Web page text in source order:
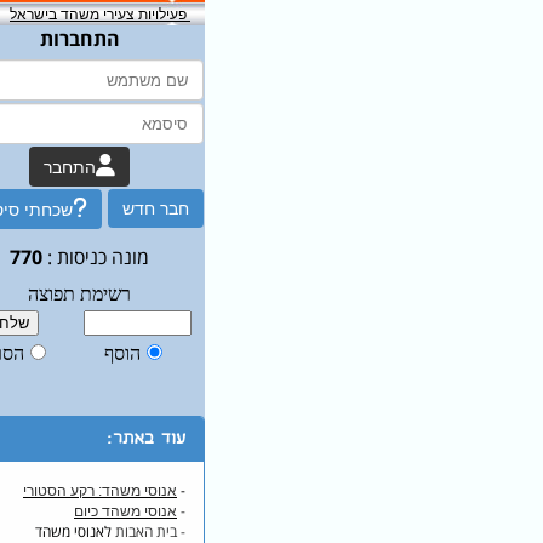
פעילויות צעירי משהד בישראל
התחברות
התחבר
חבר חדש שכחתי
מונה כניסות : 770
עוד באתר:
- אנוסי משהד: רקע הסטורי
- אנוסי משהד כיום
- בית האבותלאנוסי משהד